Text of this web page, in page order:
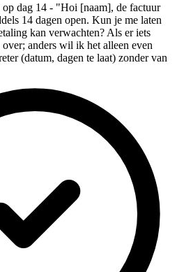
dag 14 - "Hoi [naam], de factuur
14 dagen open. Kun je me laten
kan verwachten? Als er iets
anders wil ik het alleen even
(datum, dagen te laat) zonder van